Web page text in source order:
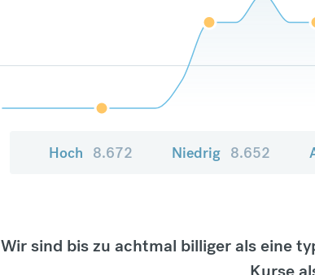
Hoch 8.672 Niedrig 8.652
Wir sind bis zu achtmal billiger als eine
Kurse